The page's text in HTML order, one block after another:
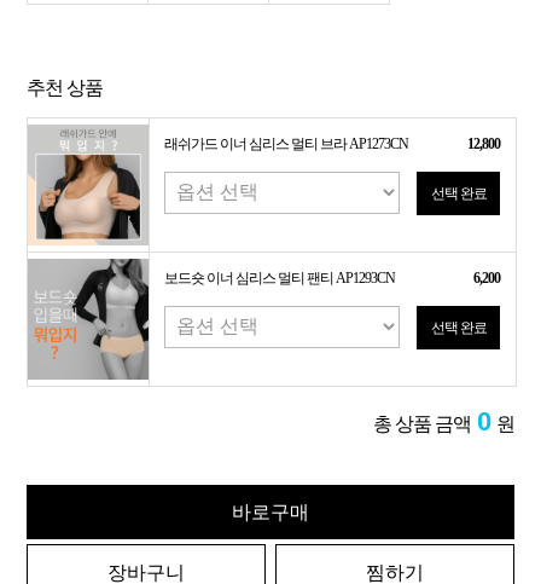
추천 상품
래쉬가드 이너 심리스 멀티 브라 AP1273CN 12,800
선택 완료
보드숏 이너 심리스 멀티 팬티 AP1293CN 6,200
선택 완료
총 상품 금액 0 원
바로구매
장바구니 찜하기